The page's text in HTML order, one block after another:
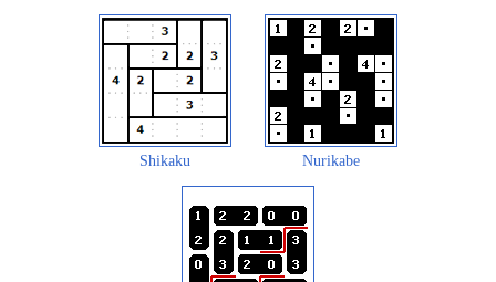
Shikaku Nurikabe